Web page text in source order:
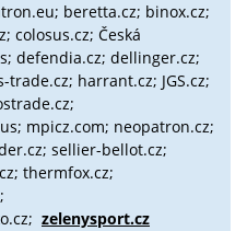
beretta.cz; binox.cz;
colosus.cz; Česká
defendia.cz; dellinger.cz;
harrant.cz; JGS.cz;
mpicz.com; neopatron.cz;
sellier-bellot.cz;
thermfox.cz;
zelenysport.cz